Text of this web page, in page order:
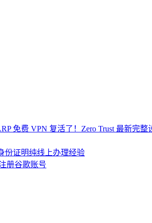
免费 VPN 复活了！Zero Trust 最新完
份证明纯线上办理经验
册谷歌账号